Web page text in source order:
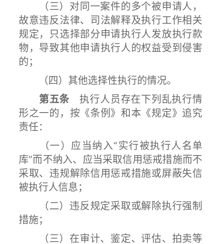
（三）对同一案件的多个被申请人，
故意违反法律、司法解释及执行工作相关
规定，只选择部分申请执行人发放执行款
物，导致其他申请执行人的权益受到侵害
的；
（四）其他选择性执行的情况。
第五条 执行人员存在下列乱执行情
形之一的，按《条例》和本《规定》追究
责任：
（一）应当纳入“实行被执行人名单
库”而不纳入、应当采取信用惩戒措施而不
采取、违规解除信用惩戒措施或屏蔽失信
被执行人信息；
（二）违反规定采取或解除执行强制
措施；
（三）在审计、鉴定、评估、拍卖等